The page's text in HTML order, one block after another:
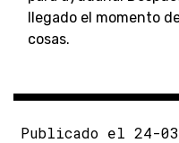
llegado el momento
cosas.
Publicado el 24-